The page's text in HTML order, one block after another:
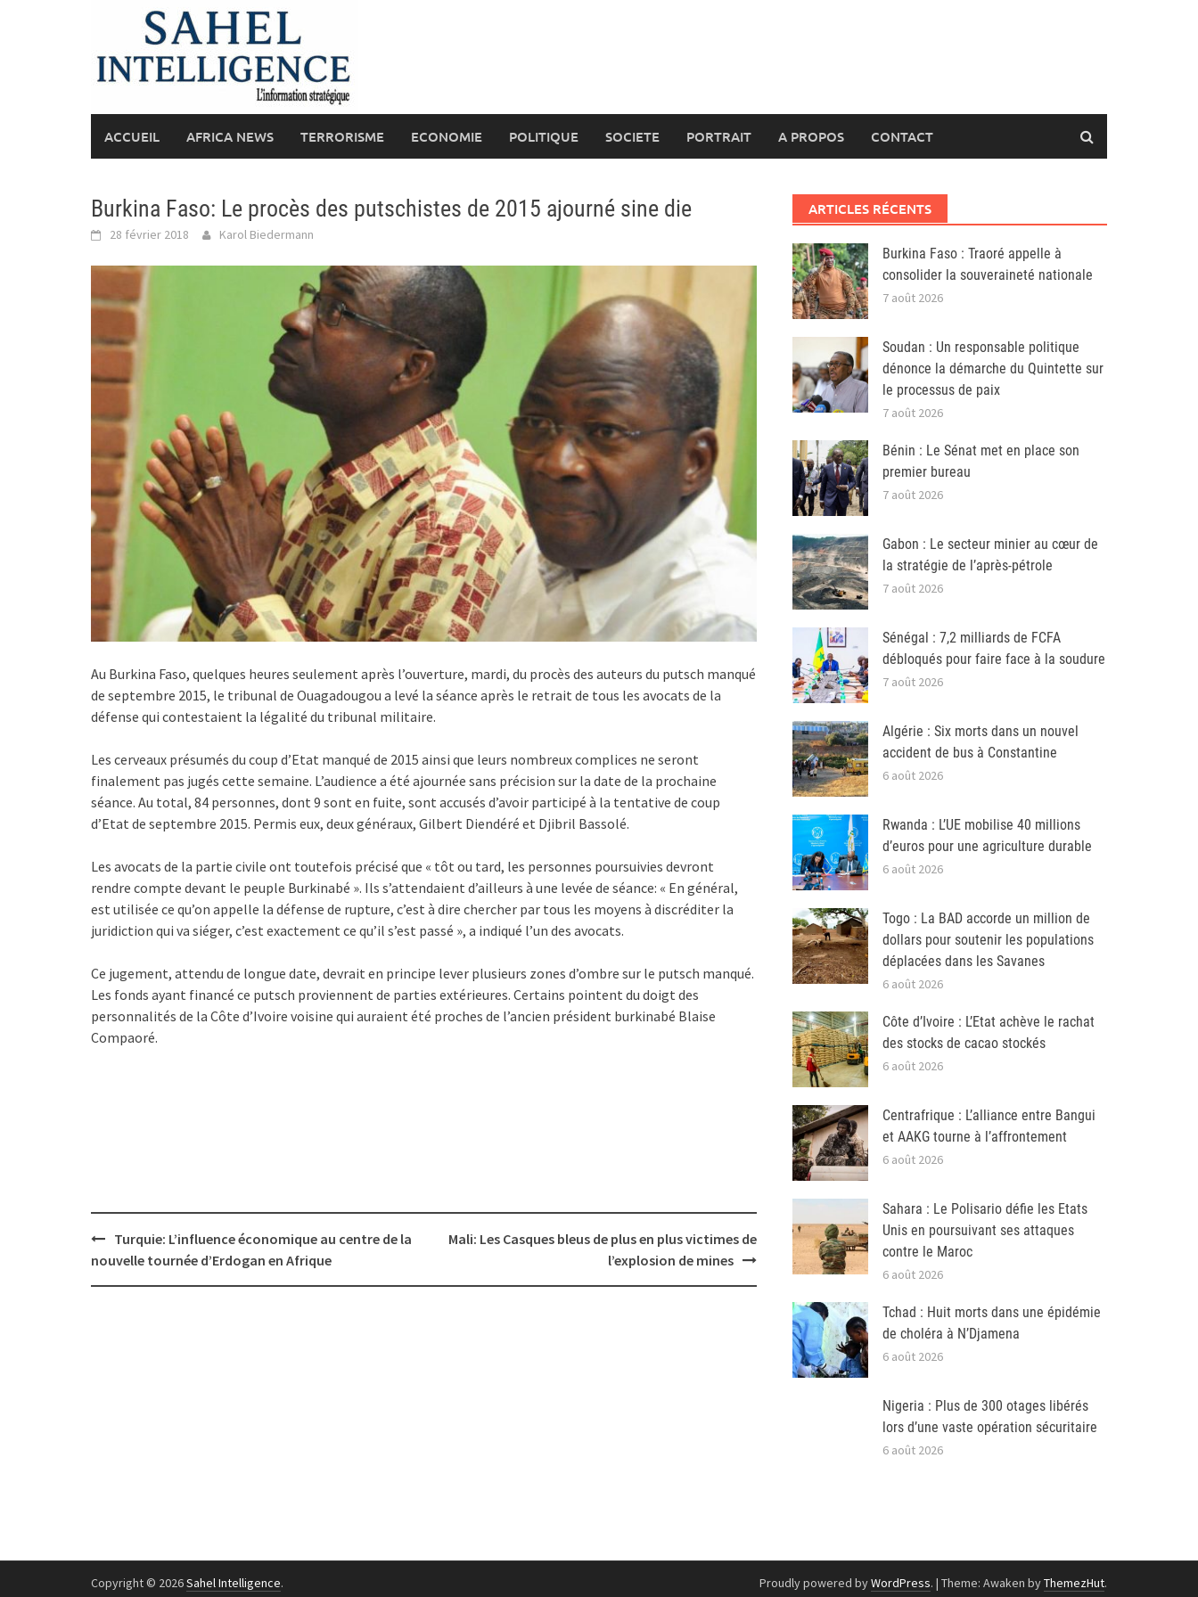
ACCUEIL AFRICA NEWS TERRORISME ECONOMIE POLITIQUE SOCIETE PORTRAIT A PROPOS CONTACT
Burkina Faso: Le procès des putschistes de 2015 ajourné sine die
28 février 2018 Karol Biedermann
Au Burkina Faso, quelques heures seulement après l’ouverture, mardi, du procès des auteurs du putsch manqué
de septembre 2015, le tribunal de Ouagadougou a levé la séance après le retrait de tous les avocats de la
défense qui contestaient la légalité du tribunal militaire.
Les cerveaux présumés du coup d’Etat manqué de 2015 ainsi que leurs nombreux complices ne seront
finalement pas jugés cette semaine. L’audience a été ajournée sans précision sur la date de la prochaine
séance. Au total, 84 personnes, dont 9 sont en fuite, sont accusés d’avoir participé à la tentative de coup
d’Etat de septembre 2015. Permis eux, deux généraux, Gilbert Diendéré et Djibril Bassolé.
Les avocats de la partie civile ont toutefois précisé que « tôt ou tard, les personnes poursuivies devront
rendre compte devant le peuple Burkinabé ». Ils s’attendaient d’ailleurs à une levée de séance: « En général,
est utilisée ce qu’on appelle la défense de rupture, c’est à dire chercher par tous les moyens à discréditer la
juridiction qui va siéger, c’est exactement ce qu’il s’est passé », a indiqué l’un des avocats.
Ce jugement, attendu de longue date, devrait en principe lever plusieurs zones d’ombre sur le putsch manqué.
Les fonds ayant financé ce putsch proviennent de parties extérieures. Certains pointent du doigt des
personnalités de la Côte d’Ivoire voisine qui auraient été proches de l’ancien président burkinabé Blaise
Compaoré.
Post
navigation
Turquie: L’influence économique au centre de la
nouvelle tournée d’Erdogan en Afrique
Mali: Les Casques bleus de plus en plus victimes de
l’explosion de mines
ARTICLES RÉCENTS
Burkina Faso : Traoré appelle à
consolider la souveraineté nationale
7 août 2026
Soudan : Un responsable politique
dénonce la démarche du Quintette sur
le processus de paix
7 août 2026
Bénin : Le Sénat met en place son
premier bureau
7 août 2026
Gabon : Le secteur minier au cœur de
la stratégie de l’après-pétrole
7 août 2026
Sénégal : 7,2 milliards de FCFA
débloqués pour faire face à la soudure
7 août 2026
Algérie : Six morts dans un nouvel
accident de bus à Constantine
6 août 2026
Rwanda : L’UE mobilise 40 millions
d’euros pour une agriculture durable
6 août 2026
Togo : La BAD accorde un million de
dollars pour soutenir les populations
déplacées dans les Savanes
6 août 2026
Côte d’Ivoire : L’Etat achève le rachat
des stocks de cacao stockés
6 août 2026
Centrafrique : L’alliance entre Bangui
et AAKG tourne à l’affrontement
6 août 2026
Sahara : Le Polisario défie les Etats
Unis en poursuivant ses attaques
contre le Maroc
6 août 2026
Tchad : Huit morts dans une épidémie
de choléra à N’Djamena
6 août 2026
Nigeria : Plus de 300 otages libérés
lors d’une vaste opération sécuritaire
6 août 2026
Copyright © 2026Sahel Intelligence. Proudly powered byWordPress. | Theme: Awaken byThemezHut.